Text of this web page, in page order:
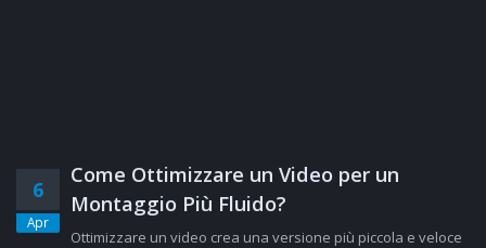
6
Apr
Come Ottimizzare un Video per un
Montaggio Più Fluido?
Ottimizzare un video crea una versione più piccola e veloce